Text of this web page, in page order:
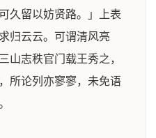
久留以妨贤路。」上表
归云云。可谓清风亮
山志秩官门载王秀之，
所论列亦寥寥，未免语